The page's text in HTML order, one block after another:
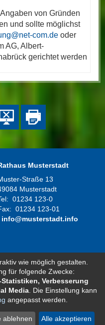
von Gründen
und sollte möglichst
com.deoder
AG, Albert-
gerichtet werden
Musterstadt
Straße 13
Musterstadt
01234 123-0
01234 123-01
info@musterstadt.info
Uhr - 12.00 Uhr
Uhr - 16.00 Uhr
Uhr - 12.00 Uhr
Datenschutz Sitemap
wie möglich gestalten.
für folgende Zwecke:
Verbesserung
Media . Die Einstellung kann
angepasst werden.
ablehnen Alle akzeptieren